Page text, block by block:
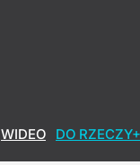
WIDEO DO RZECZY+